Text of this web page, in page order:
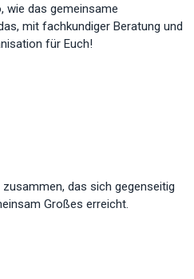
wie das gemeinsame
mit fachkundiger Beratung und
für Euch!
das sich gegenseitig
Großes erreicht.